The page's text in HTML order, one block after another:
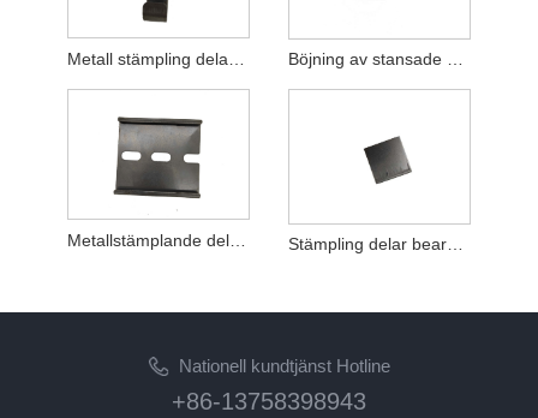
Böjning av stansade delar i rostfritt stål
Metallstämplande delar böjer rostfritt Stämpling delar bearbetning av metallprodukter
Nationell kundtjänst Hotline
+86-13758398943